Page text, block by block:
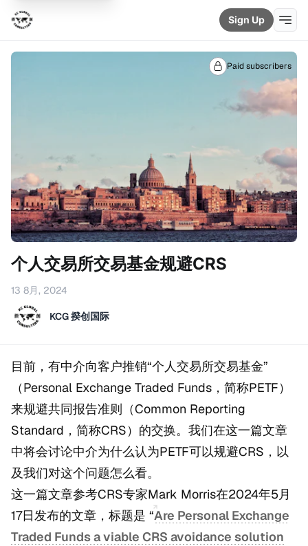
Sign Up
Paid subscribers
个人交易所交易基金规避CRS
13 8月, 2024
KCG 揆创国际
目前，有中介向客户推销“个人交易所交易基金”
（Personal Exchange Traded Funds，简称PETF）
来规避共同报告准则（Common Reporting
Standard，简称CRS）的交换。我们在这一篇文章
中将会讨论中介为什么认为PETF可以规避CRS，以
及我们对这个问题怎么看。
这一篇文章参考CRS专家Mark Morris在2024年5月
17日发布的文章，标题是 “Are Personal Exchange
Traded Funds a viable CRS avoidance solution